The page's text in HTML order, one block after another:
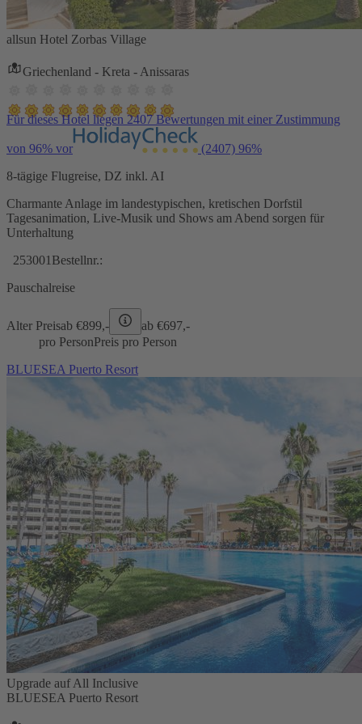
allsun Hotel Zorbas Village
Griechenland - Kreta - Anissaras
Für dieses Hotel liegen 2407 Bewertungen mit einer Zustimmung
von 96% vor (2407) 96%
8-tägige Flugreise, DZ inkl. AI
Charmante Anlage im landestypischen, kretischen Dorfstil
Tagesanimation, Live-Musik und Shows am Abend sorgen für
Unterhaltung
253001 Bestellnr.:
Pauschalreise
Alter Preisab €899,- ab €697,-
pro PersonPreis pro Person
BLUESEA Puerto Resort
Upgrade auf All Inclusive
BLUESEA Puerto Resort